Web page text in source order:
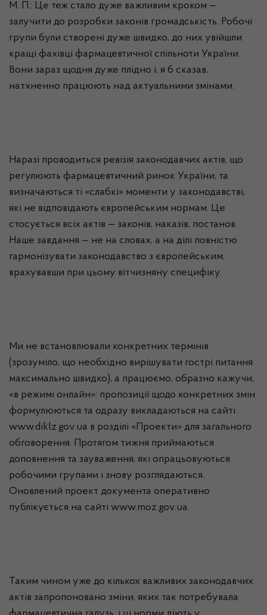
М. П.: Це теж стало дуже важливим кроком —
залучити до розробки законів громадськість. Робочі
групи були створені дуже швидко, до них увійшли
кращі фахівці фармацевтичної спільноти України.
Вони зараз щодня дуже плідно і, я б сказав,
натхненно працюють над актуальними змінами.
Наразі проводиться ревізія законодавчих актів, що
регулюють фармацевтичний ринок України, та
визначаються ті «слабкі» моменти у законодавстві,
які не відповідають європейським нормам. Це
стосується всіх актів — законів, наказів, постанов.
Наше завдання — не на словах, а на ділі повністю
гармонізувати законодавство з європейським,
врахувавши при цьому вітчизняну специфіку.
Ми не встановлювали конкретних термінів
(зрозуміло, що необхідно вирішувати гострі питання
максимально швидко), а працюємо, образно кажучи,
«в режимі онлайн»: пропозиції щодо конкретних змін
формулюються та одразу викладаються на сайті
www.diklz.gov.ua в розділі «Проекти» для загального
обговорення. Протягом тижня приймаються
доповнення та зауваження, які опрацьовуються
робочими групами і знову розглядаються.
Оновлений проект документа оперативно
публікується на сайті www.moz.gov.ua.
Таким чином уже до кількох важливих законодавчих
актів запропоновано зміни, яких так потребувала